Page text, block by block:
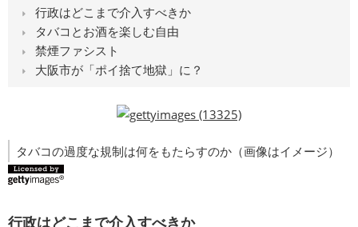
行政はどこまで介入すべきか
タバコとお酒を楽しむ自由
禁煙ファシスト
大阪市が「ポイ捨て地獄」に？
タバコの過度な規制は何をもたらすのか（画像はイメージ）
行政はどこまで介入すべきか